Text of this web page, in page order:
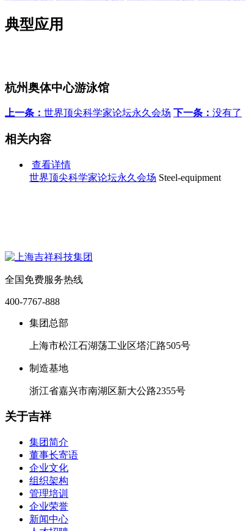
典型应用
杭州奥体中心游泳馆
上一条： 世界顶尖科学家论坛永久会场 下一条： 没有了
相关内容
查看详情
世界顶尖科学家论坛永久会场 Steel-equipment
全国免费服务热线
400-7767-888
集团总部
上海市松江石湖荡工业区塔汇路505号
制造基地
浙江省嘉兴市南湖区新大公路2355号
关于吉祥
集团简介
董事长寄语
企业文化
组织架构
管理培训
企业荣誉
新闻中心